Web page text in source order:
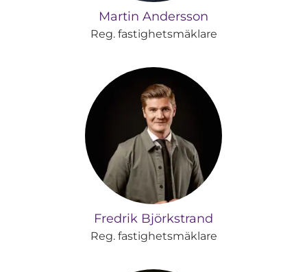
Martin Andersson
Reg. fastighetsmäklare
Fredrik Björkstrand
Reg. fastighetsmäklare